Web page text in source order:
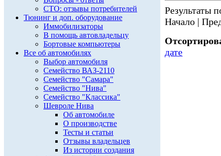
СТО: отзывы потребителей
Тюнинг и доп. оборудование
Иммобилизаторы
В помощь автовладельцу
Бортовые компьютеры
Все об автомобилях
Выбор автомобиля
Семейство ВАЗ-2110
Семейство "Самара"
Семейство "Нива"
Семейство "Классика"
Шевроле Нива
Об автомобиле
О производстве
Тесты и статьи
Отзывы владельцев
Из истории создания
Результаты
Начало |
дате